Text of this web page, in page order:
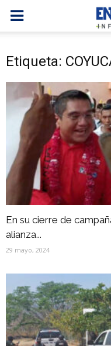
Etiqueta:
En su cierre de
alianza...
29 mayo, 2024